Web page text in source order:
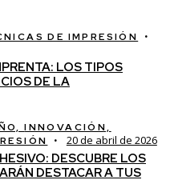
DE IMPRESIÓN
LOS TIPOS
DE LA
INNOVACIÓN,
20 de abril de 2026
DESCUBRE LOS
DESTACAR A TUS